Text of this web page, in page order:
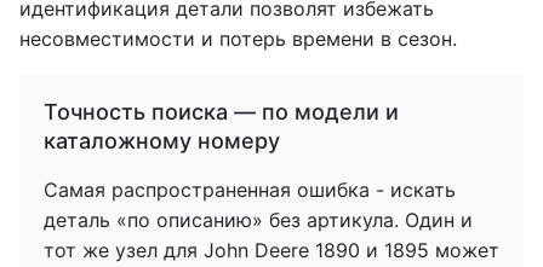
идентификация детали позволят избежать
несовместимости и потерь времени в сезон.
Точность поиска — по модели и
каталожному номеру
Самая распространенная ошибка - искать
деталь «по описанию» без артикула. Один и
тот же узел для John Deere 1890 и 1895 может